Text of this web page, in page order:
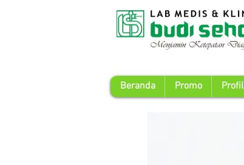
Beranda Promo Profil